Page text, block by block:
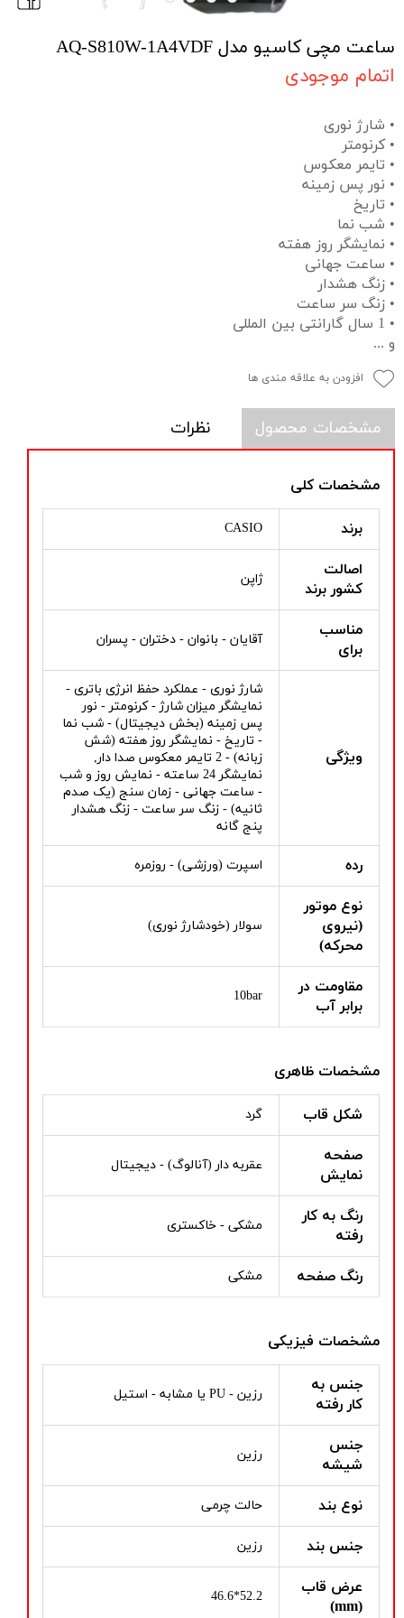
ساعت مچی کاسیو مدل AQ-S810W-1A4VDF
اتمام موجودی
• شارژ نوری
• کرنومتر
• تایمر معکوس
• نور پس زمینه
• تاریخ
• شب نما
• نمایشگر روز هفته
• ساعت جهانی
• زنگ هشدار
• زنگ سر ساعت
• 1 سال گارانتی بین المللی
و ...
افزودن به علاقه مندی ها
مشخصات محصول نظرات
مشخصات کلی
برند CASIO
اصالت
کشور برند
ژاپن
مناسب
برای
آقایان - بانوان - دختران - پسران
ویژگی
شارژ نوری - عملکرد حفظ انرژی باتری -
نمایشگر میزان شارژ - کرنومتر - نور
پس زمینه (بخش دیجیتال) - شب نما
- تاریخ - نمایشگر روز هفته (شش
زبانه) - 2 تایمر معکوس صدا دار,
نمایشگر 24 ساعته - نمایش روز و شب
- ساعت جهانی - زمان سنج (یک صدم
ثانیه) - زنگ سر ساعت - زنگ هشدار
پنج گانه
رده اسپرت (ورزشی) - روزمره
نوع موتور
(نیروی
محرکه)
سولار (خودشارژ نوری)
مقاومت در
برابر آب
10bar
مشخصات ظاهری
شکل قاب گرد
صفحه
نمایش
عقربه دار (آنالوگ) - دیجیتال
رنگ به کار
رفته
مشکی - خاکستری
رنگ صفحه مشکی
مشخصات فیزیکی
جنس به
کار رفته
رزین - PU یا مشابه - استیل
جنس
شیشه
رزین
نوع بند حالت چرمی
جنس بند رزین
عرض قاب
(mm)
52.2*46.6